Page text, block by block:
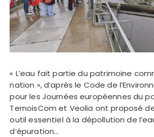
« L’eau fait partie du patrimoine
nation », d’après le Code de
pour les Journées européennes du
TernoisCom et Veolia ont proposé
outil essentiel à la dépollution de
d’épuration…